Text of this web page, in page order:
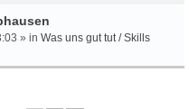
» in Was uns gut tut / Skills